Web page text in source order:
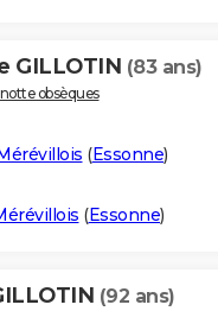
GILLOTIN (83 ans)
obsèques
(Essonne)
(Essonne)
(92 ans)